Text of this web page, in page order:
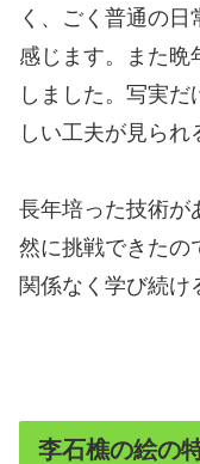
く、ごく普通の
感じます。また晩
しました。写実
しい工夫が見られ
長年培った技術が
然に挑戦できたの
関係なく学び続け
李石樵の絵の